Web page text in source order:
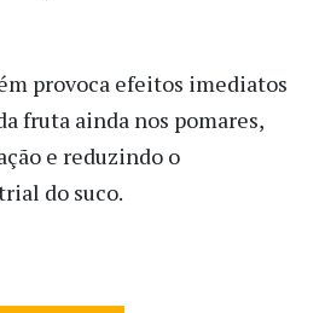
provoca efeitos imediatos
fruta ainda nos pomares,
e reduzindo o
do suco.